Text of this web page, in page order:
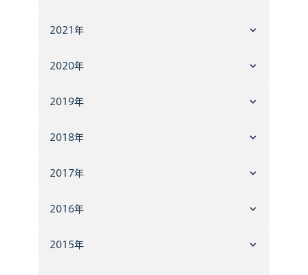
2021年
2020年
2019年
2018年
2017年
2016年
2015年